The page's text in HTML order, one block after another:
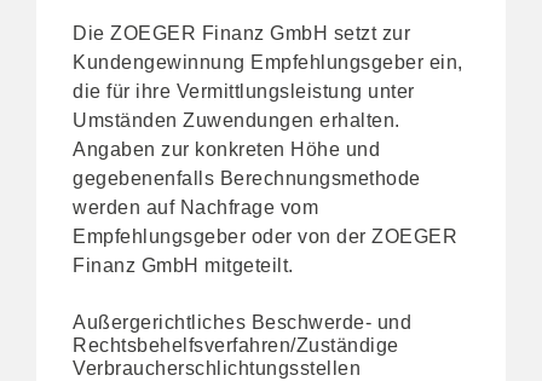
Die ZOEGER Finanz GmbH setzt zur
Kundengewinnung Empfehlungsgeber ein,
die für ihre Vermittlungsleistung unter
Umständen Zuwendungen erhalten.
Angaben zur konkreten Höhe und
gegebenenfalls Berechnungsmethode
werden auf Nachfrage vom
Empfehlungsgeber oder von der ZOEGER
Finanz GmbH mitgeteilt.
Außergerichtliches Beschwerde- und
Rechtsbehelfsverfahren/Zuständige
Verbraucherschlichtungsstellen